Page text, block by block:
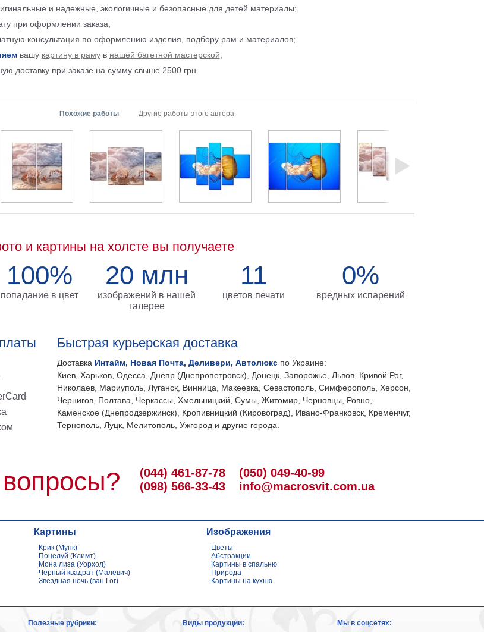
и надежные, экологичные и безопасные для детей материалы;
при оформлении заказа;
консультация по оформлению изделия, подбору рам и материалов;
вашу картину в рамув нашей багетной мастерской;
доставку при заказе на сумму свыше 2500 грн.
Похожие работы Другие работы этого автора
и картины на холсте вы получаете
100%
попадание в цвет
20 млн
изображений в нашей
галерее
11
цветов печати
0%
вредных испарений
Быстрая курьерская доставка
Доставка Интайм, Новая Почта, Деливери, Автолюкс по Украине:
Киев, Харьков, Одесса, Днепр (Днепропетровск), Донецк, Запорожье, Львов, Кривой Рог,
Николаев, Мариуполь, Луганск, Винница, Макеевка, Севастополь, Симферополь, Херсон,
Чернигов, Полтава, Черкассы, Хмельницкий, Сумы, Житомир, Черновцы, Ровно,
Каменское (Днепродзержинск), Кропивницкий (Кировоград), Ивано-Франковск, Кременчуг,
Тернополь, Луцк, Мелитополь, Ужгород и другие города.
(044) 461-87-78
(098) 566-33-43
(050) 049-40-99
info@macrosvit.com.ua
Картины
Крик (Мунк)
Поцелуй (Климт)
Мона лиза (Уорхол)
Черный квадрат (Малевич)
Звездная ночь (ван Гог)
Изображения
Цветы
Абстракции
Картины в спальню
Природа
Картины на кухню
Полезные рубрики: Виды продукции: Мы в соцсетях: